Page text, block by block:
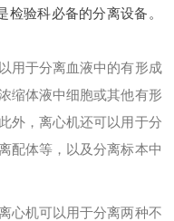
验科必备的分离设备。
用于分离血液中的有形成
缩体液中细胞或其他有形
外，离心机还可以用于分
配体等，以及分离标本中
心机可以用于分离两种不